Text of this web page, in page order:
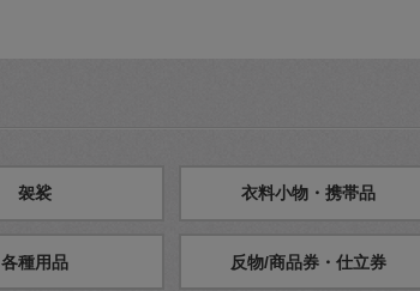
袈裟 衣料小物・携帯品
各種用品 反物/商品券・仕立券